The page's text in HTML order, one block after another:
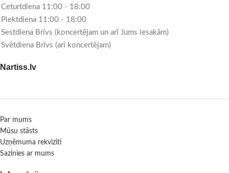
Ceturtdiena 11:00 - 18:00
Piektdiena 11:00 - 18:00
Sestdiena Brīvs (koncertējam un arī Jums iesakām)
Svētdiena Brīvs (arī koncertējam)
Nartiss.lv
Par mums
Mūsu stāsts
Uzņēmuma rekvizīti
Sazinies ar mums